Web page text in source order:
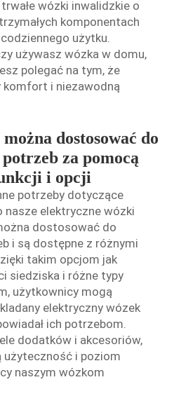
trwałe wózki inwalidzkie o
komponentach
użytku.
używasz wózka w domu,
polegać na tym, że
komfort i niezawodną
dostosować do
za pomocą
i opcji
potrzeby dotyczące
nasze elektryczne wózki
dostosować do
i są dostępne z różnymi
takim opcjom jak
siedziska i różne typy
użytkownicy mogą
elektryczny wózek
ich potrzebom.
dodatków i akcesoriów,
użyteczność i poziom
naszym wózkom